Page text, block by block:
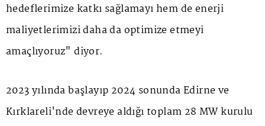
hedeflerimize katkı sağlamayı hem de enerji
maliyetlerimizi daha da optimize etmeyi
amaçlıyoruz" diyor.
2023 yılında başlayıp 2024 sonunda Edirne ve
Kırklareli'nde devreye aldığı toplam 28 MW kurulu